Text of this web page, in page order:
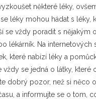
některé léky,
léky mohou hádat s léky,
se vždy poradit s nějakým
lékárník. Na internetových
které nabízí léky a
vždy se jedná o látky, které
dobrý pozor, než si něco
a informujte se o tom,